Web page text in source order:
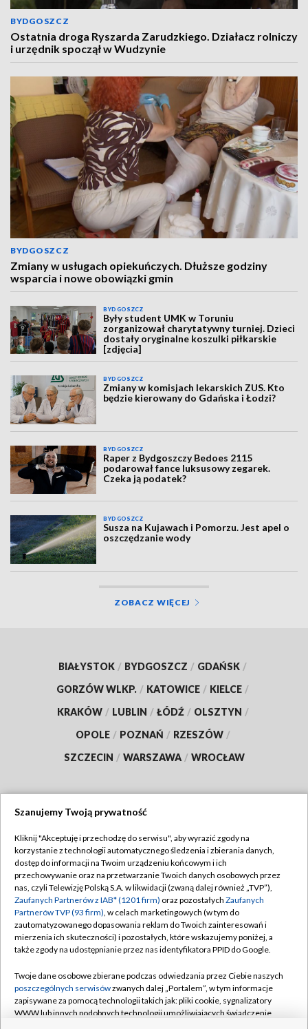
BYDGOSZCZ
Ostatnia droga Ryszarda Zarudzkiego. Działacz rolniczy
i urzędnik spoczął w Wudzynie
BYDGOSZCZ
Zmiany w usługach opiekuńczych. Dłuższe godziny
wsparcia i nowe obowiązki gmin
BYDGOSZCZ
Były student UMK w Toruniu
zorganizował charytatywny turniej. Dzieci
dostały oryginalne koszulki piłkarskie
[zdjęcia]
BYDGOSZCZ
Zmiany w komisjach lekarskich ZUS. Kto
będzie kierowany do Gdańska i Łodzi?
BYDGOSZCZ
Raper z Bydgoszczy Bedoes 2115
podarował fance luksusowy zegarek.
Czeka ją podatek?
BYDGOSZCZ
Susza na Kujawach i Pomorzu. Jest apel o
oszczędzanie wody
ZOBACZ WIĘCEJ
BIAŁYSTOK / BYDGOSZCZ / GDAŃSK /
GORZÓW WLKP. / KATOWICE / KIELCE /
KRAKÓW / LUBLIN / ŁÓDŹ / OLSZTYN /
OPOLE / POZNAŃ / RZESZÓW /
SZCZECIN / WARSZAWA / WROCŁAW
TVP
Abonament TVP
Emisja w TVP
Centrum informacji TVP
Naziemna Telewizja Cyfrowa
Rada Programowa
System NOS
Regulamin TVP
Polityka prywatności
Moje zgody
Pomoc
Kontakt
Szanujemy Twoją prywatność
Kliknij "Akceptuję i przechodzę do serwisu", aby wyrazić zgody na
korzystanie z technologii automatycznego śledzenia i zbierania danych,
dostęp do informacji na Twoim urządzeniu końcowym i ich
przechowywanie oraz na przetwarzanie Twoich danych osobowych przez
nas, czyli Telewizję Polską S.A. w likwidacji (zwaną dalej również „TVP”),
Zaufanych Partnerów z IAB* (1201 firm) oraz pozostałych Zaufanych
Partnerów TVP (93 firm), w celach marketingowych (w tym do
zautomatyzowanego dopasowania reklam do Twoich zainteresowań i
mierzenia ich skuteczności) i pozostałych, które wskazujemy poniżej, a
także zgody na udostępnianie przez nas identyfikatora PPID do Google.
Twoje dane osobowe zbierane podczas odwiedzania przez Ciebie naszych
poszczególnych serwisówzwanych dalej „Portalem”, w tym informacje
zapisywane za pomocą technologii takich jak: pliki cookie, sygnalizatory
WWW lub innych podobnych technologii umożliwiających świadczenie